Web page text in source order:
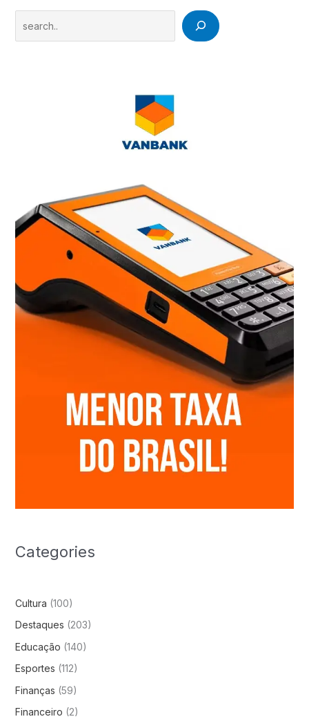
Categories
Cultura (100)
Destaques (203)
Educação (140)
Esportes (112)
Finanças (59)
Financeiro (2)